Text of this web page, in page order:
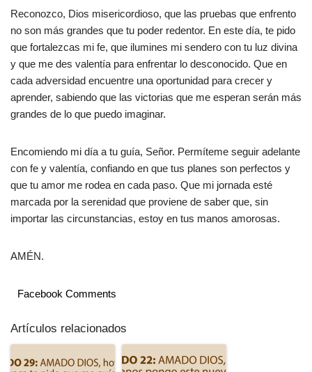
Reconozco, Dios misericordioso, que las pruebas que enfrento
no son más grandes que tu poder redentor. En este día, te pido
que fortalezcas mi fe, que ilumines mi sendero con tu luz divina
y que me des valentía para enfrentar lo desconocido. Que en
cada adversidad encuentre una oportunidad para crecer y
aprender, sabiendo que las victorias que me esperan serán más
grandes de lo que puedo imaginar.
Encomiendo mi día a tu guía, Señor. Permíteme seguir adelante
con fe y valentía, confiando en que tus planes son perfectos y
que tu amor me rodea en cada paso. Que mi jornada esté
marcada por la serenidad que proviene de saber que, sin
importar las circunstancias, estoy en tus manos amorosas.
AMÉN.
Facebook Comments
Artículos relacionados